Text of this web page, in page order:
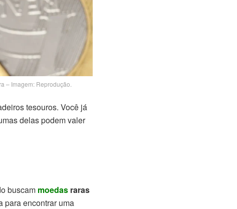
– Imagem: Reprodução.
tesouros. Você já
delas podem valer
buscam moedas raras
para encontrar uma